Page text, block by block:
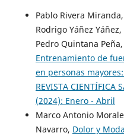
Pablo Rivera
Rodrigo Yáñez
Pedro Quintana
Entrenamiento de
en personas
REVISTA CIENTÍFICA
(2024): Enero - Abril
Marco Antonio
Navarro, Dolor y